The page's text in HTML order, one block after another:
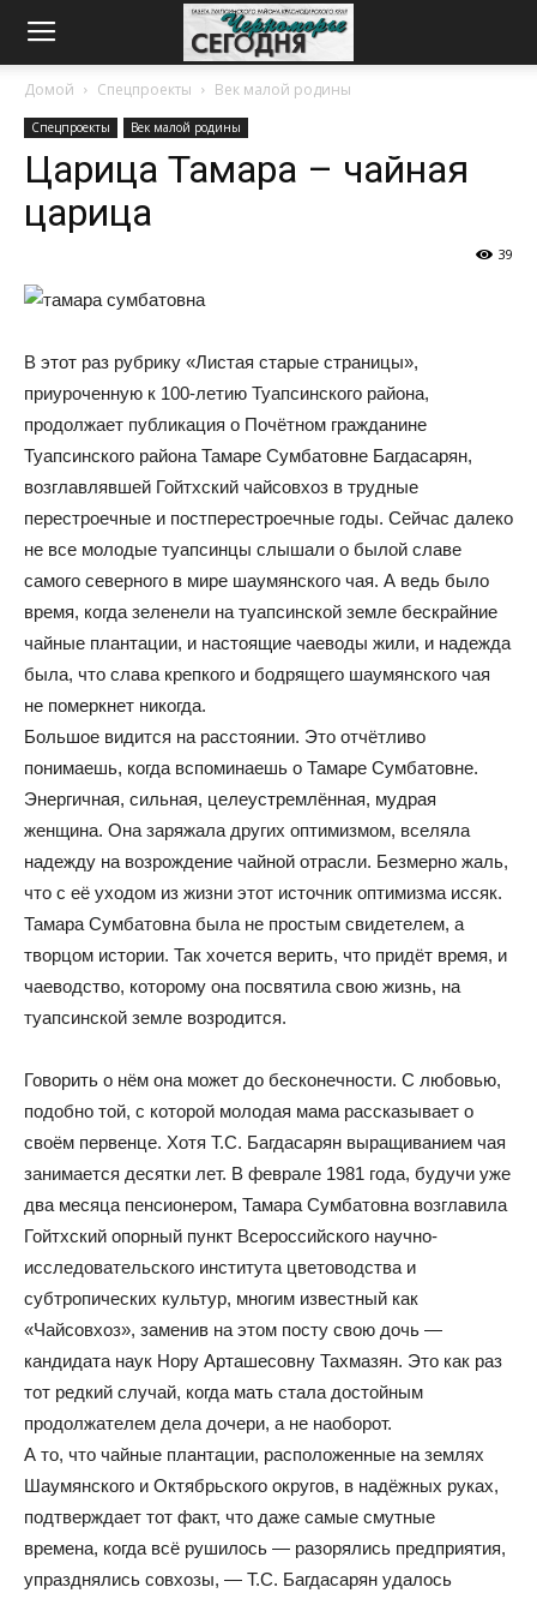
Домой Спецпроекты Век малой родины
Спецпроекты Век малой родины
Царица Тамара – чайная
царица
39
В этот раз рубрику «Листая старые страницы»,
приуроченную к 100-летию Туапсинского района,
продолжает публикация о Почётном гражданине
Туапсинского района Тамаре Сумбатовне Багдасарян,
возглавлявшей Гойтхский чайсовхоз в трудные
перестроечные и постперестроечные годы. Сейчас далеко
не все молодые туапсинцы слышали о былой славе
самого северного в мире шаумянского чая. А ведь было
время, когда зеленели на туапсинской земле бескрайние
чайные плантации, и настоящие чаеводы жили, и надежда
была, что слава крепкого и бодрящего шаумянского чая
не померкнет никогда.
Большое видится на расстоянии. Это отчётливо
понимаешь, когда вспоминаешь о Тамаре Сумбатовне.
Энергичная, сильная, целеустремлённая, мудрая
женщина. Она заряжала других оптимизмом, вселяла
надежду на возрождение чайной отрасли. Безмерно жаль,
что с её уходом из жизни этот источник оптимизма иссяк.
Тамара Сумбатовна была не простым свидетелем, а
творцом истории. Так хочется верить, что придёт время, и
чаеводство, которому она посвятила свою жизнь, на
туапсинской земле возродится.
Говорить о нём она может до бесконечности. С любовью,
подобно той, с которой молодая мама рассказывает о
своём первенце. Хотя Т.С. Багдасарян выращиванием чая
занимается десятки лет. В феврале 1981 года, будучи уже
два месяца пенсионером, Тамара Сумбатовна возглавила
Гойтхский опорный пункт Всероссийского научно-
исследовательского института цветоводства и
субтропических культур, многим известный как
«Чайсовхоз», заменив на этом посту свою дочь —
кандидата наук Нору Арташесовну Тахмазян. Это как раз
тот редкий случай, когда мать стала достойным
продолжателем дела дочери, а не наоборот.
А то, что чайные плантации, расположенные на землях
Шаумянского и Октябрьского округов, в надёжных руках,
подтверждает тот факт, что даже самые смутные
времена, когда всё рушилось — разорялись предприятия,
упразднялись совхозы, — Т.С. Багдасарян удалось